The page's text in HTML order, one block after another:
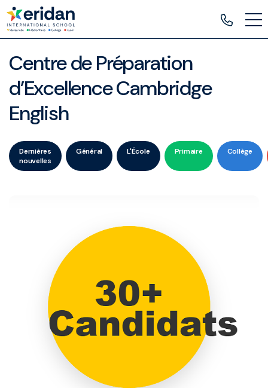
Centre de Préparation
d’Excellence Cambridge
English
Collège
Dernières
nouvelles
Général L'École Primaire